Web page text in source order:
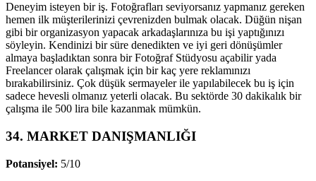
Deneyim isteyen bir iş. Fotoğrafları seviyorsanız yapmanız gereken
hemen ilk müşterilerinizi çevrenizden bulmak olacak. Düğün nişan
gibi bir organizasyon yapacak arkadaşlarınıza bu işi yaptığınızı
söyleyin. Kendinizi bir süre denedikten ve iyi geri dönüşümler
almaya başladıktan sonra bir Fotoğraf Stüdyosu açabilir yada
Freelancer olarak çalışmak için bir kaç yere reklamınızı
bırakabilirsiniz. Çok düşük sermayeler ile yapılabilecek bu iş için
sadece hevesli olmanız yeterli olacak. Bu sektörde 30 dakikalık bir
çalışma ile 500 lira bile kazanmak mümkün.
34. MARKET DANIŞMANLIĞI
Potansiyel: 5/10